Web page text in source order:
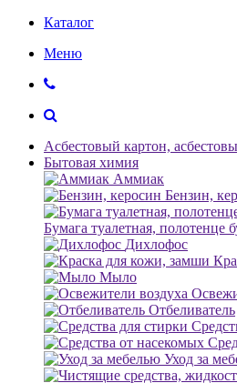
Каталог
Меню
Асбестовый картон,
Бытовая химия
Аммиак
Бензин,
Бумага туалетная, полотенце
Дихлофос
Мыло
Отбеливатель
Уход за